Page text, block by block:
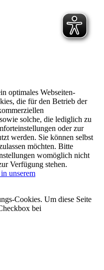
optimales Webseiten-
die für den Betrieb der
solche, die lediglich zu
oder zur
werden. Sie können selbst
möchten. Bitte
womöglich nicht
Verfügung stehen.
unserem
Cookies. Um diese Seite
bei